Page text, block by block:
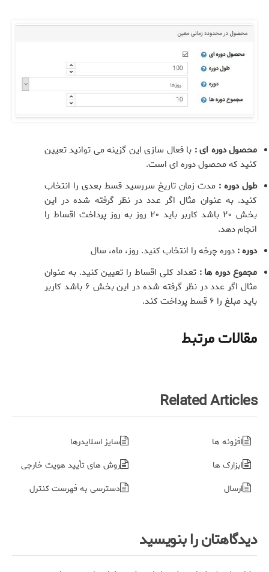
محصول دوره ای : با فعال سازی این گزینه می توانید تعیین
کنید که محصول دوره ای است.
طول دوره : مدت زمان تاریخ سررسید قسط بعدی را انتخاب
کنید. به عنوان مثال اگر عدد در نظر گرفته شده در این
بخش ۲۰ باشد کاربر باید ۲۰ روز به روز پرداخت اقساط را
انجام دهد.
دوره : دوره چرخه را انتخاب کنید. روز، ماه، سال
مجموع دوره ها :تعداد کلی اقساط را تعیین کنید. به عنوان
مثال اگر عدد در نظر گرفته شده در این بخش ۶ باشد کاربر
باید مبلغ را ۶ قسط پرداخت کند.
مقالات مرتبط
Related Articles
سایز اسلایدرها
افزونه ها
روش های تأیید هویت خارجی
ابزارک ها
دسترسی به فهرست کنترل
ارسال
دیدگاهتان را بنویسید